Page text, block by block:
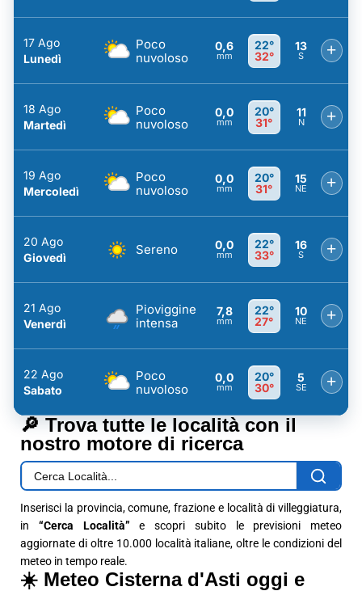
17 Ago
Lunedì
Poco
nuvoloso
0,6
mm
22°
32°
13
S +
18 Ago
Martedì
Poco
nuvoloso
0,0
mm
20°
31°
11
N +
19 Ago
Mercoledì
Poco
nuvoloso
0,0
mm
20°
31°
15
NE +
20 Ago
Giovedì
Sereno 0,0
mm
22°
33°
16
S +
21 Ago
Venerdì
Pioviggine
intensa
7,8
mm
22°
27°
10
NE +
22 Ago
Sabato
Poco
nuvoloso
0,0
mm
20°
30°
5
SE +
🔎 Trova tutte le località con il
nostro motore di ricerca
Inserisci la provincia, comune, frazione e località di villeggiatura,
in “Cerca Località” e scopri subito le previsioni meteo
aggiornate di oltre 10.000 località italiane, oltre le condizioni del
meteo in tempo reale.
☀️ Meteo Cisterna d'Asti oggi e